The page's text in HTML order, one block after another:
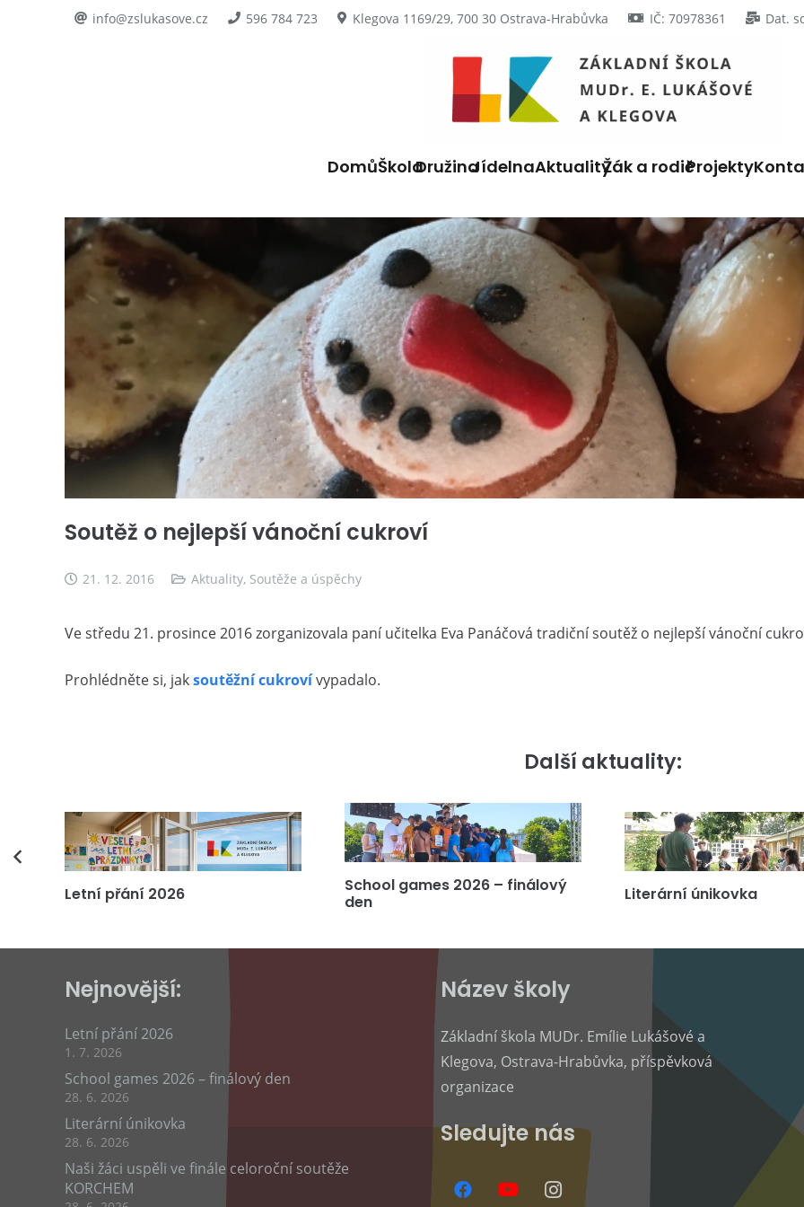
info@zslukasove.cz 596 784 723 Klegova 1169/29, 700 30 Ostrava-Hrabůvka IČ: 70978361 Dat.
DomůŠkolaDružinaJídelnaAktualityŽák a rodičProjekty
Soutěž o nejlepší vánoční cukroví
21. 12. 2016 Aktuality, Soutěže a úspěchy
Ve středu 21. prosince 2016 zorganizovala paní učitelka Eva Panáčová tradiční soutěž o nejlepší vánoční
Prohlédněte si, jaksoutěžní cukrovívypadalo.
Další aktuality:
Letní přání 2026
School games 2026 – finálový
den
Literární únikovka
Nejnovější:
Letní přání 2026
1. 7. 2026
School games 2026 – finálový den
28. 6. 2026
Literární únikovka
28. 6. 2026
Naši žáci uspěli ve finále celoroční soutěže
KORCHEM
Název školy
Základní škola MUDr. Emílie Lukášové a
Klegova, Ostrava-Hrabůvka, příspěvková
organizace
Sledujte nás